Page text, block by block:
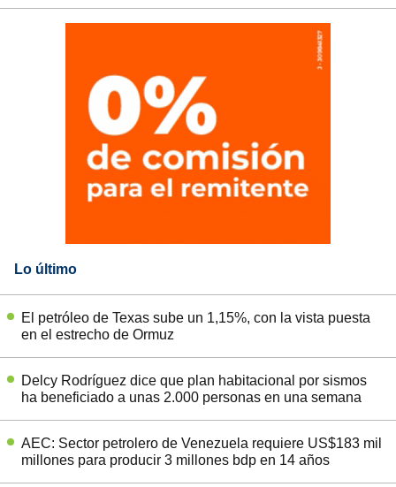
Lo último
El petróleo de Texas sube un 1,15%, con la vista puesta
en el estrecho de Ormuz
Delcy Rodríguez dice que plan habitacional por sismos
ha beneficiado a unas 2.000 personas en una semana
AEC: Sector petrolero de Venezuela requiere US$183 mil
millones para producir 3 millones bdp en 14 años